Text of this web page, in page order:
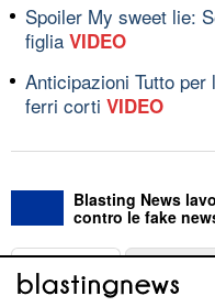
Spoiler My sweet lie:
figlia VIDEO
Anticipazioni Tutto
ferri corti VIDEO
Blasting News
contro le fake
ABOUT